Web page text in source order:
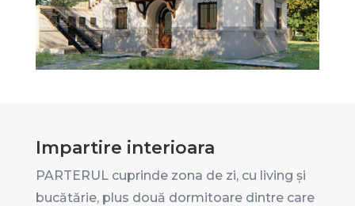
Impartire interioara
PARTERUL cuprinde zona de zi, cu living și
bucătărie, plus două dormitoare dintre care